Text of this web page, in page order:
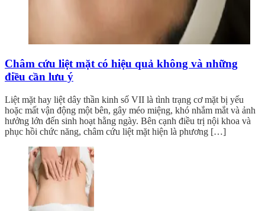
Châm cứu liệt mặt có hiệu quả không và những
điều cần lưu ý
Liệt mặt hay liệt dây thần kinh số VII là tình trạng cơ mặt bị yếu
hoặc mất vận động một bên, gây méo miệng, khó nhắm mắt và ảnh
hưởng lớn đến sinh hoạt hằng ngày. Bên cạnh điều trị nội khoa và
phục hồi chức năng, châm cứu liệt mặt hiện là phương […]